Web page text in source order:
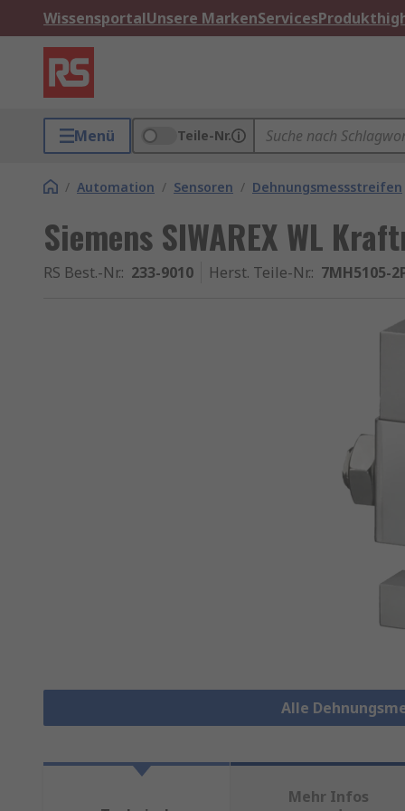
WissensportalUnsere MarkenServices
Menü Teile-Nr.
/ Automation / Sensoren / Dehnungsmessstreifen
Siemens SIWAREX WL
RS Best.-Nr.: 233-9010 Herst. Teile-Nr.: 7MH5105-
Alle
Mehr Infos